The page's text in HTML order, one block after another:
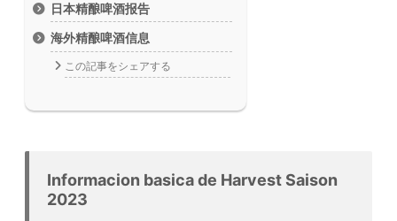
日本精酿啤酒报告
海外精酿啤酒信息
この記事をシェアする
Informacion basica de Harvest Saison
2023